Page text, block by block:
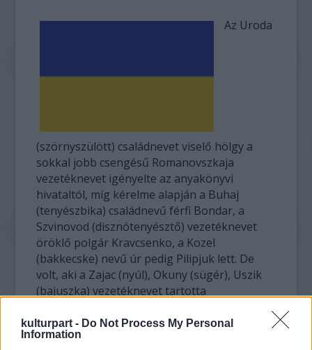
kulturpart - Do Not Process My Personal
Information
Az Uroda
(szörnyszülött) családnevet viselő hölgy a
sokkal jobb csengésű Romanovszkaja
vezetéknevet igényelte az anyakönyvi
hivataltól, míg kérelme alapján a Buhaj
(tenyészbika) családnevű férfi Bondar, a
Szvinovod (disznótenyésztő) vezetéknevet
öröklő polgár Kravcsenko, a Kozel
(bakkecske) nevű úr pedig Pilipjuk lett. De
volt, aki a Zajac (nyúl), Okuny (sügér), Uszik
(bajuszka) vezetéknevet tartotta
Az ukrán igazságügyi minisztérium